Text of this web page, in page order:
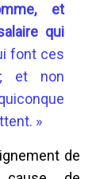
et
qui
font ces
et non
»
de